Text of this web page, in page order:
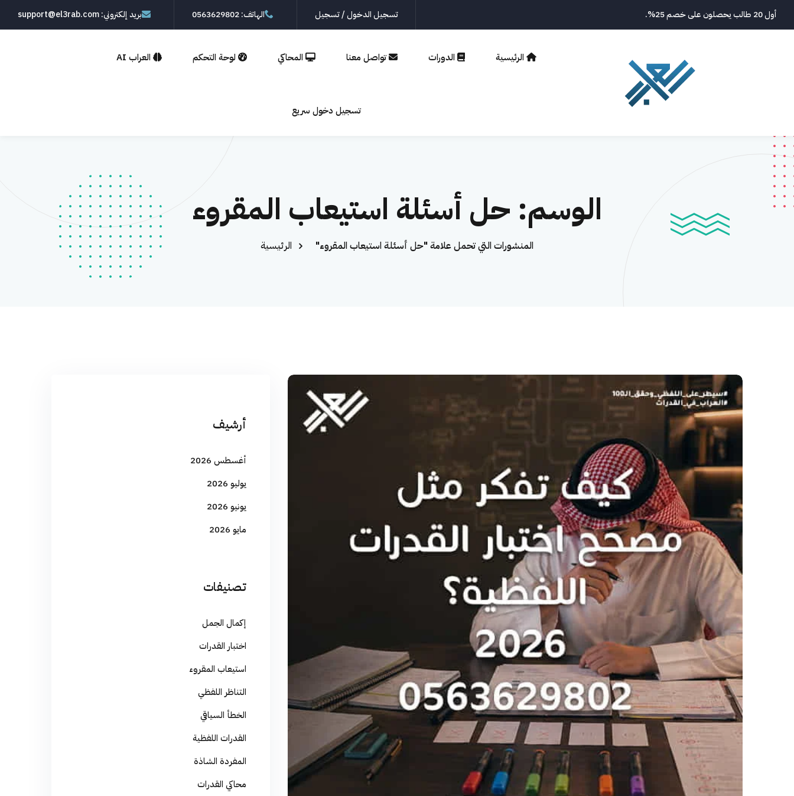
أول 20 طالب يحصلون على خصم 25%. تسجيل الدخول / تسجيل الهاتف: 0563629802 بريد إلكتروني: support@el3rab.com
الرئيسية الدورات تواصل معنا المحاكي لوحة التحكم العراب AI
تسجيل دخول سريع
الوسم: حل أسئلة استيعاب المقروء
الرئيسية المنشورات التي تحمل علامة "حل أسئلة استيعاب المقروء"
أرشيف
أغسطس 2026
يوليو 2026
يونيو 2026
مايو 2026
تصنيفات
إكمال الجمل
اختبار القدرات
استيعاب المقروء
التناظر اللفظي
الخطأ السياقي
القدرات اللفظية
المفردة الشاذة
محاكي القدرات
ليس لديك حساب؟